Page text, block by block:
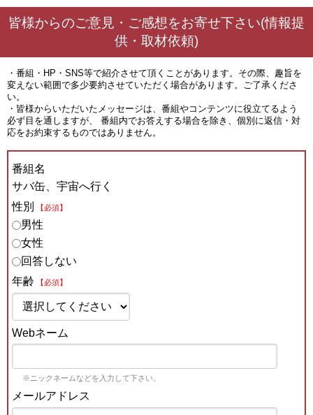
皆様からのご意見・ご感想をお寄せ下さい(情報提
供・取材依頼)
・番組・HP・SNS等で紹介させて頂くことがあります。その際、趣旨を
変えない範囲で多少要約させていただく場合があります。ご了承くださ
い。
・皆様からいただいたメッセージは、番組やコンテンツに役立てるよう
必ず目を通しますが、 番組内でお答えする場合を除き、個別に返信・対
応をお約束するものではありません。
番組名
サバ缶、宇宙へ行く
性別
【必須】
男性
女性
回答しない
年齢
【必須】
Webネーム
※ニックネームなどを入力して下さい。
メールアドレス